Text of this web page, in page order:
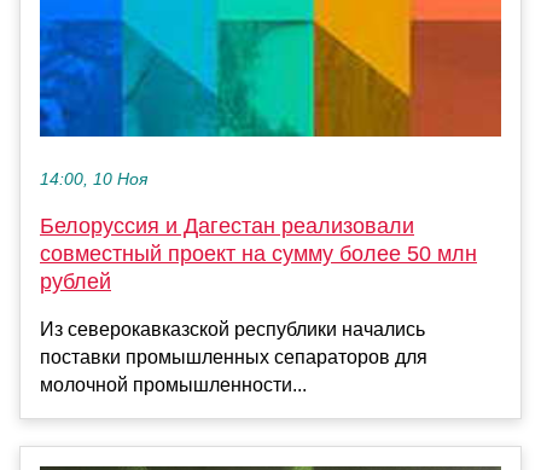
14:00, 10 Ноя
Белоруссия и Дагестан реализовали
совместный проект на сумму более 50 млн
рублей
Из северокавказской республики начались
поставки промышленных сепараторов для
молочной промышленности...